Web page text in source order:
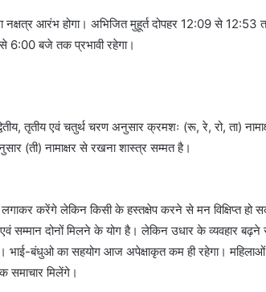
आरंभ होगा। अभिजित मुहूर्त दोपहर 12:09 से 12:53
बजे तक प्रभावी रहेगा।
तृतीय एवं चतुर्थ चरण अनुसार क्रमशः (रू, रे, रो, ता)
(ती) नामाक्षर से रखना शास्त्र सम्मत है।
करेंगे लेकिन किसी के हस्तक्षेप करने से मन विक्षिप्त हो
सम्मान दोनों मिलने के योग है। लेकिन उधार के व्यवहार बढ़ने
भाई-बंधुओ का सहयोग आज अपेक्षाकृत कम ही रहेगा।
समाचार मिलेंगे।